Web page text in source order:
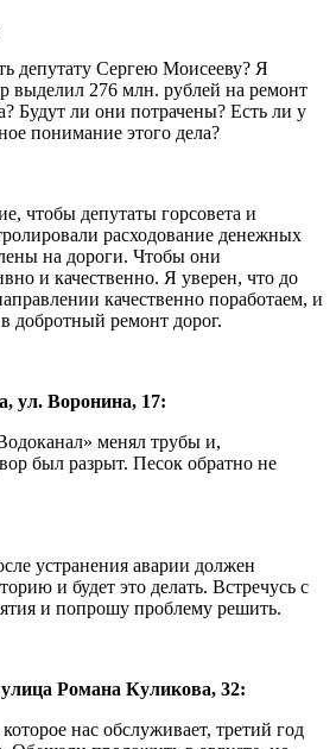
депутату Сергею Моисееву? Я
выделил 276 млн. рублей на ремонт
Будут ли они потрачены? Есть ли у
понимание этого дела?
чтобы депутаты горсовета и
расходование денежных
на дороги. Чтобы они
и качественно. Я уверен, что до
качественно поработаем, и
добротный ремонт дорог.
ул. Воронина, 17:
менял трубы и,
был разрыт. Песок обратно не
устранения аварии должен
и будет это делать. Встречусь с
и попрошу проблему решить.
Романа Куликова, 32:
нас обслуживает, третий год